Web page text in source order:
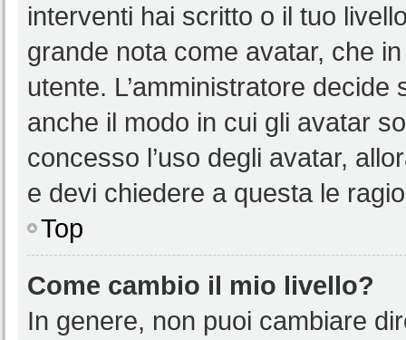
interventi hai scritto o il tuo
grande nota come avatar, che
utente. L’amministratore
anche il modo in cui gli avatar
concesso l’uso degli avatar,
e devi chiedere a questa le
Top
Come cambio il mio livello?
In genere, non puoi cambiare